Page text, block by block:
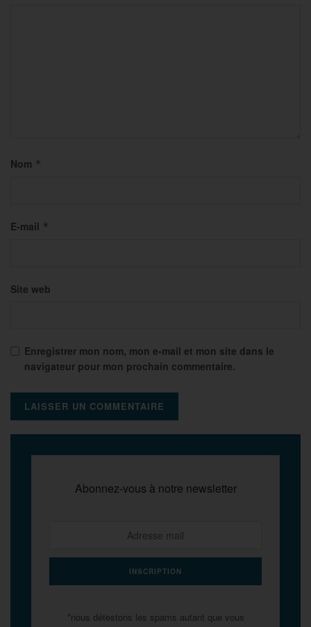
Nom *
E-mail *
Site web
Enregistrer mon nom, mon e-mail et mon site dans le
navigateur pour mon prochain commentaire.
Abonnez-vous à notre newsletter
*nous détestons les spams autant que vous